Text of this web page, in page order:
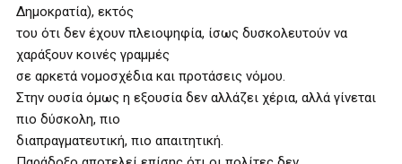
Δημοκρατία), εκτός
του ότι δεν έχουν πλειοψηφία, ίσως δυσκολευτούν να
χαράξουν κοινές γραμμές
σε αρκετά νομοσχέδια και προτάσεις νόμου.
Στην ουσία όμως η εξουσία δεν αλλάζει χέρια, αλλά γίνεται
πιο δύσκολη, πιο
διαπραγματευτική, πιο απαιτητική.